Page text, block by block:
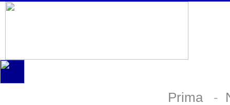
Prima-